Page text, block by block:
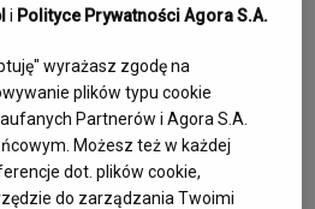
doświadczającym skutków
życia. Do tego, co się dzieje z
wagę w znacznie
np. dopuszczają ekshumację
i Polityce Prywatności Agora S.A.
wyrażasz zgodę na
plików typu cookie
Partnerów i Agora S.A.
Możesz też w każdej
dot. plików cookie,
do zarządzania Twoimi